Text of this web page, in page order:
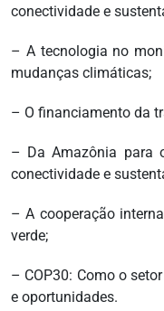
conectividade e
– A tecnologia no
mudanças climáticas;
– O financiamento da
– Da Amazônia para
conectividade e
– A cooperação
verde;
– COP30: Como o
e oportunidades.